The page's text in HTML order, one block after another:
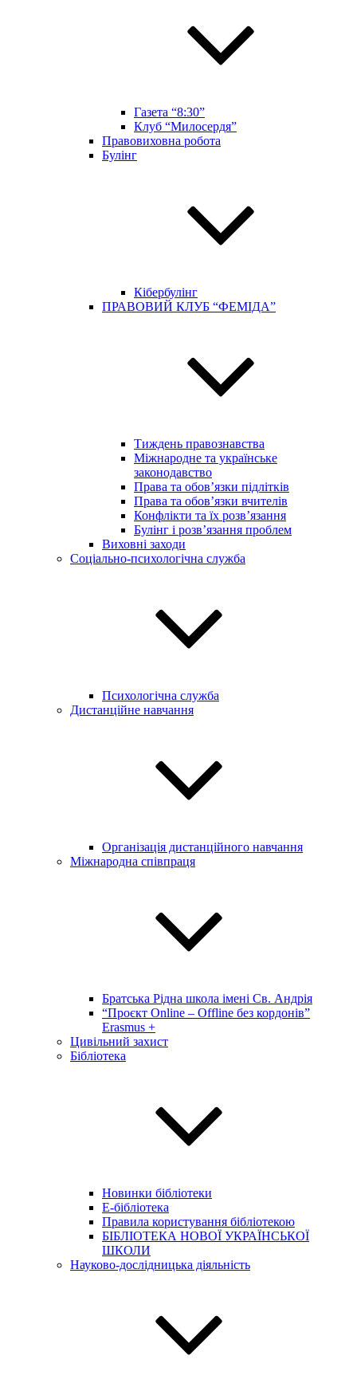
Газета “8:30”
Клуб “Милосердя”
Правовиховна робота
Булінг
Кібербулінг
ПРАВОВИЙ КЛУБ “ФЕМІДА”
Тиждень правознавства
Міжнародне та українське
законодавство
Права та обов’язки підлітків
Права та обов’язки вчителів
Конфлікти та їх розв’язання
Булінг і розв’язання проблем
Виховні заходи
Соціально-психологічна служба
Психологічна служба
Дистанційне навчання
Організація дистанційного навчання
Міжнародна співпраця
Братська Рідна школа імені Св. Андрія
“Проєкт Online – Offline без кордонів”
Erasmus +
Цивільний захист
Бібліотека
Новинки бібліотеки
E-бібліотека
Правила користування бібліотекою
БІБЛІОТЕКА НОВОЇ УКРАЇНСЬКОЇ
ШКОЛИ
Науково-дослідницька діяльність